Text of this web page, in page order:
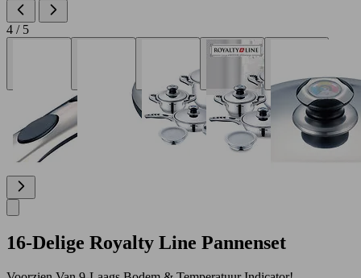
4 / 5
16-Delige Royalty Line Pannenset